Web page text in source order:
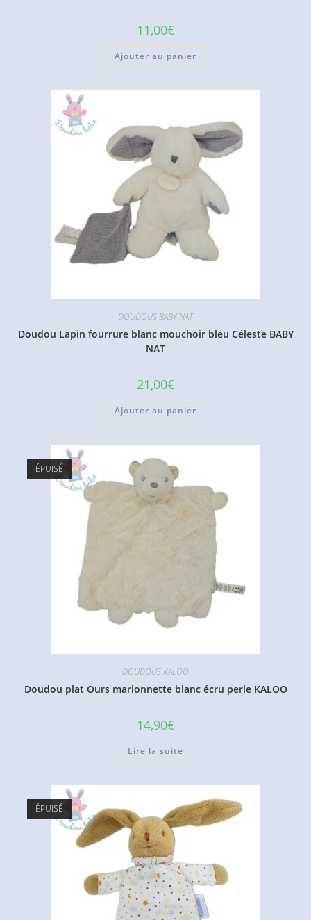
11,00€
Ajouter au panier
DOUDOUS BABY NAT
Doudou Lapin fourrure blanc mouchoir bleu Céleste BABY
NAT
21,00€
Ajouter au panier
ÉPUISÉ
DOUDOUS KALOO
Doudou plat Ours marionnette blanc écru perle KALOO
14,90€
Lire la suite
ÉPUISÉ